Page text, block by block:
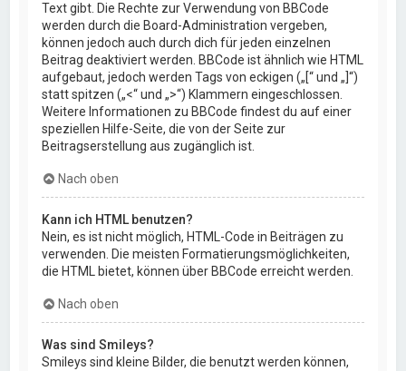
Text gibt. Die Rechte zur Verwendung von BBCode
werden durch die Board-Administration vergeben,
können jedoch auch durch dich für jeden einzelnen
Beitrag deaktiviert werden. BBCode ist ähnlich wie HTML
aufgebaut, jedoch werden Tags von eckigen („[“ und „]“)
statt spitzen („<“ und „>“) Klammern eingeschlossen.
Weitere Informationen zu BBCode findest du auf einer
speziellen Hilfe-Seite, die von der Seite zur
Beitragserstellung aus zugänglich ist.
Nach oben
Kann ich HTML benutzen?
Nein, es ist nicht möglich, HTML-Code in Beiträgen zu
verwenden. Die meisten Formatierungsmöglichkeiten,
die HTML bietet, können über BBCode erreicht werden.
Nach oben
Was sind Smileys?
Smileys sind kleine Bilder, die benutzt werden können,